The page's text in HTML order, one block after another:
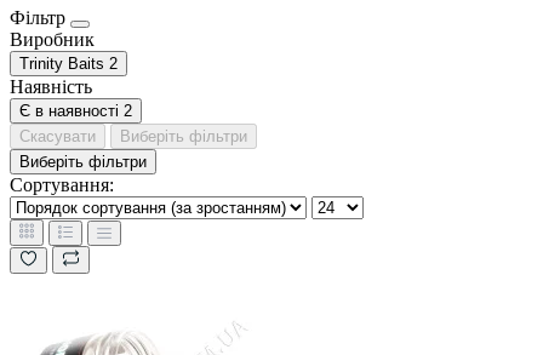
Фільтр
Виробник
Trinity Baits 2
Наявність
Є в наявності 2
Скасувати
Виберіть фільтри
Виберіть фільтри
Сортування: